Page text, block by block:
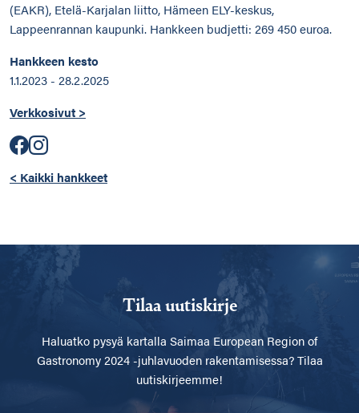
(EAKR), Etelä-Karjalan liitto, Hämeen ELY-keskus,
Lappeenrannan kaupunki. Hankkeen budjetti: 269 450 euroa.
Hankkeen kesto
1.1.2023 - 28.2.2025
Verkkosivut >
< Kaikki hankkeet
Tilaa uutiskirje
Haluatko pysyä kartalla Saimaa European Region of
Gastronomy 2024 -juhlavuoden rakentamisessa? Tilaa
uutiskirjeemme!